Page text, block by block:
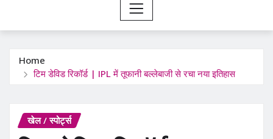
Home
टिम डेविड रिकॉर्ड | IPL में तूफानी बल्लेबाजी से रचा नया इतिहास
खेल / स्पोर्ट्स